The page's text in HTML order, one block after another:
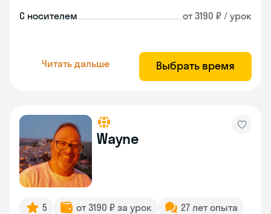
С носителем от 3190 ₽ / урок
Читать дальше Выбрать время
Wayne
5 от 3190 ₽ за урок 27 лет опыта